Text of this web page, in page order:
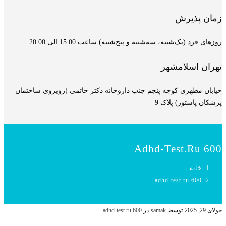
زمان پذیرش
روزهای فرد (یک‌شنبه، سه‌شنبه و پنج‌شنبه) ساعت 15:00 الی 20:00
تهران اسلامشهر
خیابان مطهری کوچه پنجم جنب داروخانه دکتر حاتمی (روبروی ساختمان
پزشکان پاستور) پلاک 9
Adhd-Test.ru 600
خانه
adhd-test.ru 600
جولای 29, 2025 توسط samak در adhd-test.ru 600